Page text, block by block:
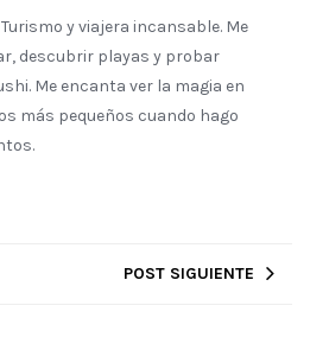
y viajera incansable. Me
descubrir playas y probar
Me encanta ver la magia en
más pequeños cuando hago
POST SIGUIENTE